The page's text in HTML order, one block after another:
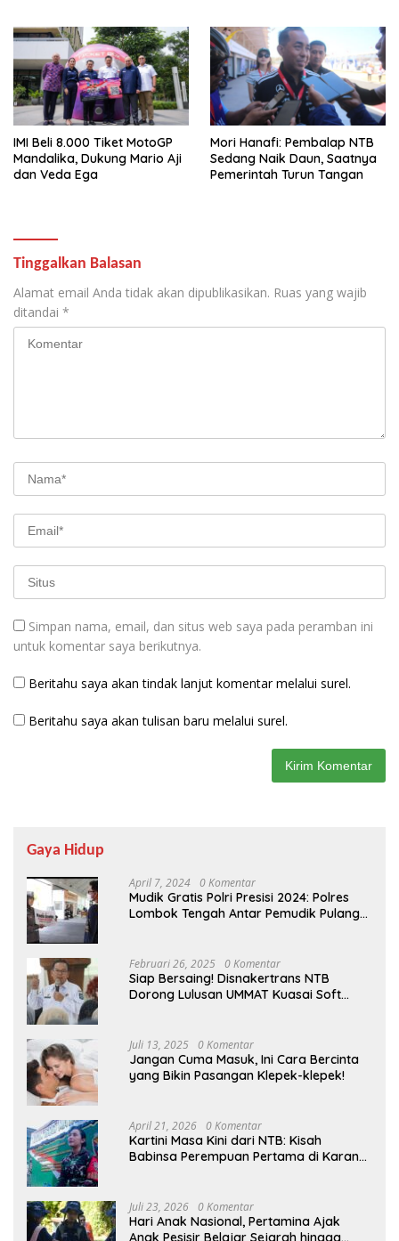
IMI Beli 8.000 Tiket MotoGP
Mandalika, Dukung Mario Aji
dan Veda Ega
Mori Hanafi: Pembalap NTB
Sedang Naik Daun, Saatnya
Pemerintah Turun Tangan
Tinggalkan Balasan
Alamat email Anda tidak akan dipublikasikan. Ruas yang wajib
ditandai *
Simpan nama, email, dan situs web saya pada peramban ini
untuk komentar saya berikutnya.
Beritahu saya akan tindak lanjut komentar melalui surel.
Beritahu saya akan tulisan baru melalui surel.
Gaya Hidup
April 7, 2024 0 Komentar
Mudik Gratis Polri Presisi 2024: Polres
Lombok Tengah Antar Pemudik Pulang
Februari 26, 2025 0 Komentar
Siap Bersaing! Disnakertrans NTB
Dorong Lulusan UMMAT Kuasai Soft
Juli 13, 2025 0 Komentar
Jangan Cuma Masuk, Ini Cara Bercinta
yang Bikin Pasangan Klepek-klepek!
April 21, 2026 0 Komentar
Kartini Masa Kini dari NTB: Kisah
Babinsa Perempuan Pertama di Karang
Juli 23, 2026 0 Komentar
Hari Anak Nasional, Pertamina Ajak
Anak Pesisir Belajar Sejarah hingga